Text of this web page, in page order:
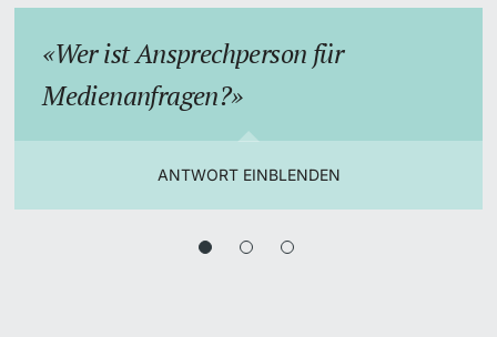
Wer ist Ansprechperson für
Medienanfragen?
ANTWORT EINBLENDEN